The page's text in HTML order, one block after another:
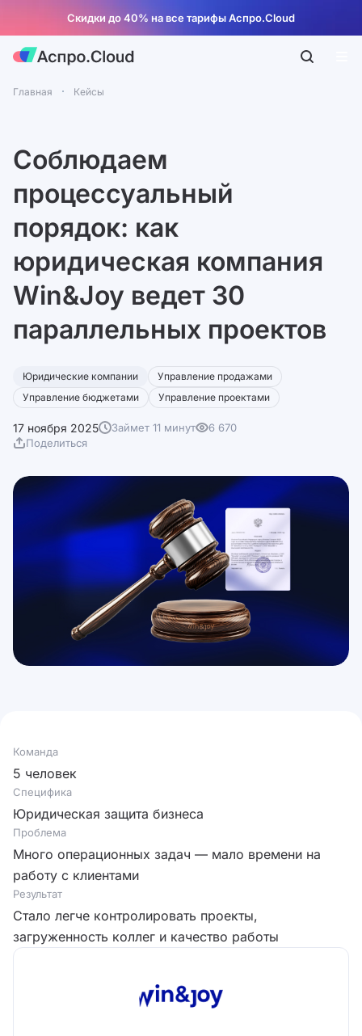
Скидки до 40% на все тарифы Аспро.Cloud
Главная Кейсы
Соблюдаем
процессуальный
порядок: как
юридическая компания
Win&Joy ведет 30
параллельных проектов
Юридические компании
Управление продажами
Управление бюджетами
Управление проектами
17 ноября 2025 Займет 11 минут
6 670
Поделиться
Команда
5 человек
Специфика
Юридическая защита бизнеса
Проблема
Много операционных задач — мало времени на
работу с клиентами
Результат
Стало легче контролировать проекты,
загруженность коллег и качество работы